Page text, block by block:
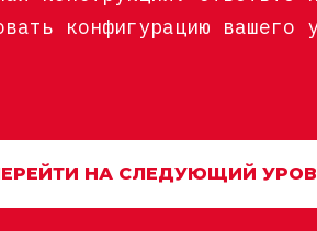
конфигурацию вашего
НА СЛЕДУЮЩИЙ